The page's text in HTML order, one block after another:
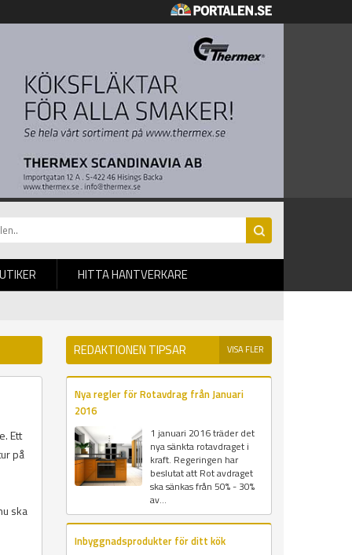
HITTA HANTVERKARE
Ett
på
ska
REDAKTIONEN TIPSAR VISA FLER
Nya regler för Rotavdrag från Januari
2016
1 januari 2016 träder det
nya sänkta rotavdraget i
kraft. Regeringen har
beslutat att Rot avdraget
ska sänkas från 50% - 30%
av...
Inbyggnadsprodukter för ditt kök